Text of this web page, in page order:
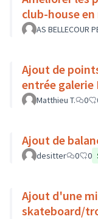
club-house
AS BELLECOUR
Ajout de
entrée
Matthieu T. 0
Ajout de
desitter 0 0
Ajout d'une
skateboard/